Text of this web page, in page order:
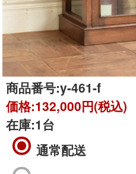
商品番号:y-461-f
価格:132,000円(税込)
在庫:1台
通常配送